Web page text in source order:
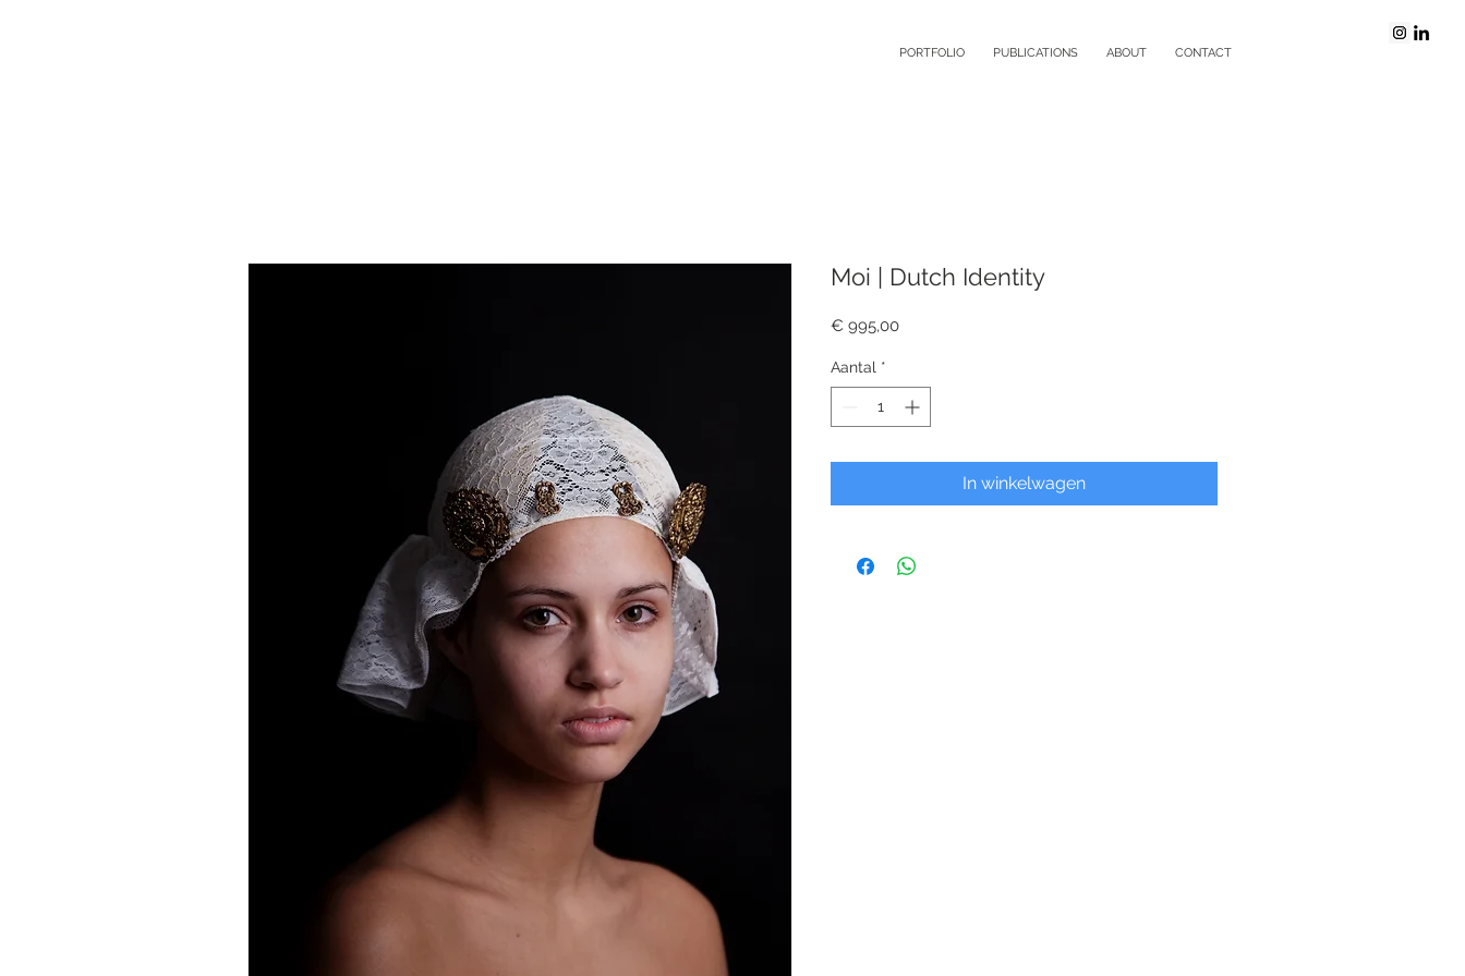
PORTFOLIO PUBLICATIONS ABOUT CONTACT
Moi | Dutch Identity
€ 995,00Prijs
Aantal *
In winkelwagen